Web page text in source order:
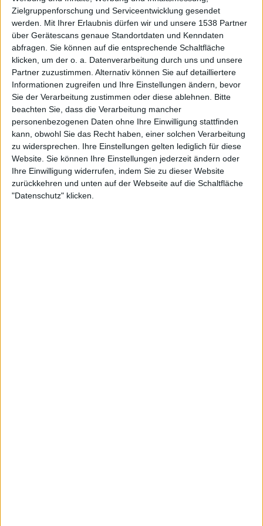
Zielgruppenforschung und Serviceentwicklung gesendet
werden.
Mit Ihrer Erlaubnis dürfen wir und unsere 1538 Partner
über Gerätescans genaue Standortdaten und Kenndaten
abfragen. Sie können auf die entsprechende Schaltfläche
klicken, um der o. a. Datenverarbeitung durch uns und unsere
Partner zuzustimmen. Alternativ können Sie auf detailliertere
Informationen zugreifen und Ihre Einstellungen ändern, bevor
Sie der Verarbeitung zustimmen oder diese ablehnen.
Bitte
beachten Sie, dass die Verarbeitung mancher
personenbezogenen Daten ohne Ihre Einwilligung stattfinden
kann, obwohl Sie das Recht haben, einer solchen Verarbeitung
zu widersprechen. Ihre Einstellungen gelten lediglich für diese
Website. Sie können Ihre Einstellungen jederzeit ändern oder
Ihre Einwilligung widerrufen, indem Sie zu dieser Website
zurückkehren und unten auf der Webseite auf die Schaltfläche
"Datenschutz" klicken.
Liveset und DJ-Sets zu landen.
Zur Startseite